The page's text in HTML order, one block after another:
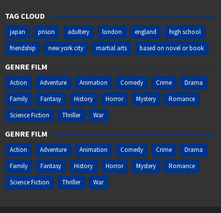
TAG CLOUD
japan prison adultery london england
high school
friendship
new york city martial arts based on novel or book
GENRE FILM
Action Adventure Animation Comedy Crime
Drama
Family
Fantasy History Horror Mystery
Romance
Science Fiction
Thriller War
GENRE FILM
Action Adventure Animation Comedy Crime
Drama
Family
Fantasy History Horror Mystery
Romance
Science Fiction
Thriller War